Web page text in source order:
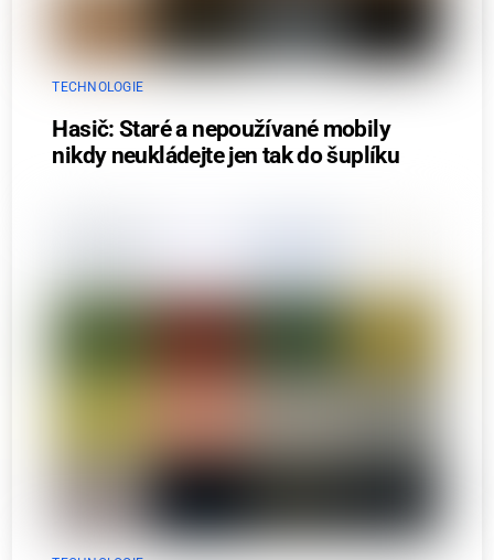
TECHNOLOGIE
Hasič: Staré a nepoužívané mobily
nikdy neukládejte jen tak do šuplíku